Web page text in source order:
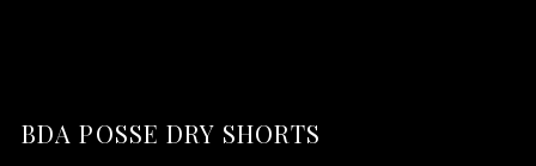
BDA POSSE DRY SHORTS